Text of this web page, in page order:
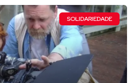
SOLIDARIEDADE